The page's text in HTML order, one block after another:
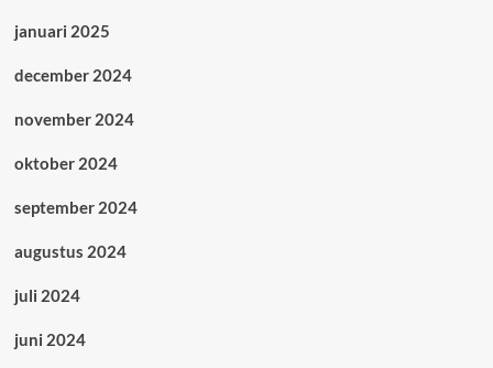
januari 2025
december 2024
november 2024
oktober 2024
september 2024
augustus 2024
juli 2024
juni 2024